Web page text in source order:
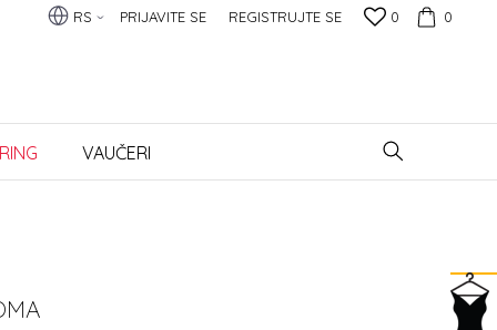
0
0
PRIJAVITE SE REGISTRUJTE SE
RS
VAUČERI